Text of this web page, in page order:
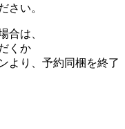
さい。
合は、
くか
より、予約同梱を終了